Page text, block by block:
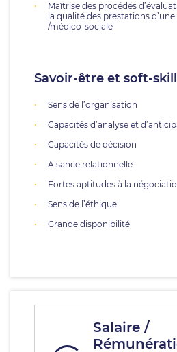
Maîtrise des procédés
la qualité des prestations
/médico-sociale
Savoir-être et soft-
Sens de l’organisation
Capacités d’analyse et
Capacités de décision
Aisance relationnelle
Fortes aptitudes à la
Sens de l’éthique
Grande disponibilité
Salaire /